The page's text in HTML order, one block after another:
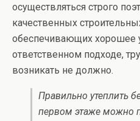
осуществляться строго
качественных
обеспечивающих хорошее
ответственном подходе,
возникать не должно.
Правильно утеплить
первом этаже можно